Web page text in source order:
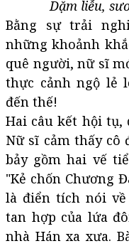
Dặm liễu,
Bằng sự trải
những khoảnh
quê người, nữ sĩ
thực cảnh ngộ lẻ
đến thế!
Hai câu kết hội
Nữ sĩ cảm thấy cô
bảy gồm hai vế
"Kẻ chốn Chương
là điển tích nói
tan hợp của lứa
nhà Hán xa xưa.